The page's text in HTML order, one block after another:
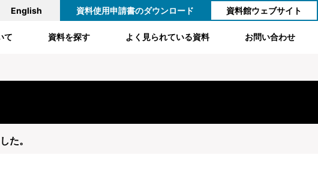
English 資料使用申請書のダウンロード 資料館ウェブサイト
て 資料を探す よく見られている資料 お問い合わせ
た。